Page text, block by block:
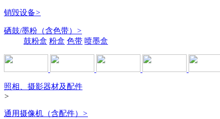
销毁设备>
硒鼓/墨粉（含色带） >
鼓粉盒 粉盒 色带 喷墨盒
照相、摄影器材及配件
>
通用摄像机（含配件） >